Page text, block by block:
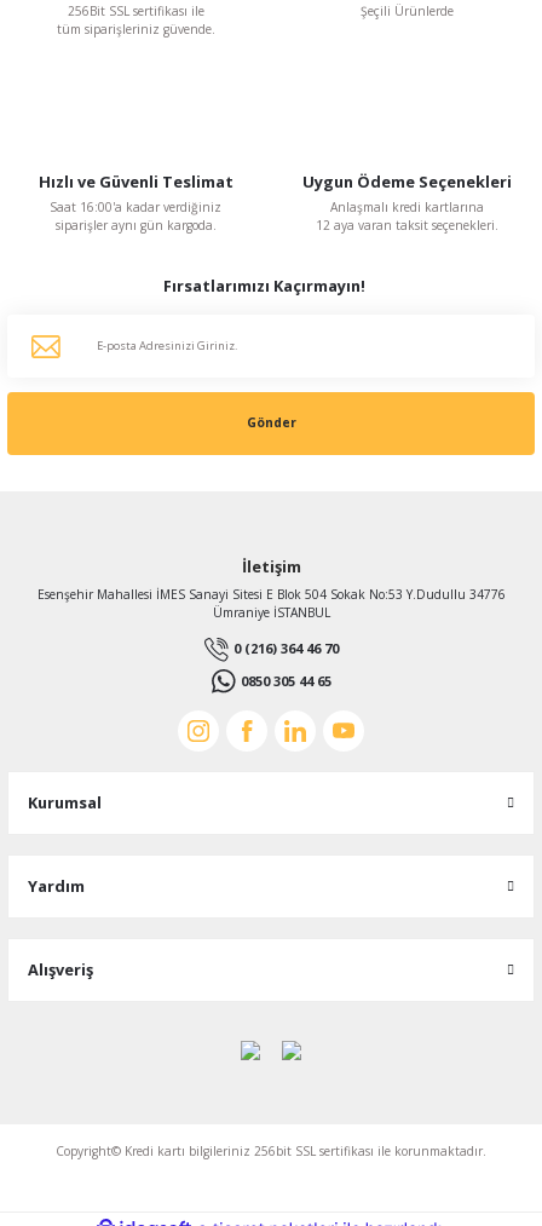
256Bit SSL sertifikası ile
tüm siparişleriniz güvende.
Şeçili Ürünlerde
Hızlı ve Güvenli Teslimat
Saat 16:00'a kadar verdiğiniz
siparişler aynı gün kargoda.
Uygun Ödeme Seçenekleri
Anlaşmalı kredi kartlarına
12 aya varan taksit seçenekleri.
Fırsatlarımızı Kaçırmayın!
Gönder
İletişim
Esenşehir Mahallesi İMES Sanayi Sitesi E Blok 504 Sokak No:53 Y.Dudullu 34776
Ümraniye İSTANBUL
0 (216) 364 46 70
0850 305 44 65
Kurumsal
Yardım
Alışveriş
Copyright© Kredi kartı bilgileriniz 256bit SSL sertifikası ile korunmaktadır.